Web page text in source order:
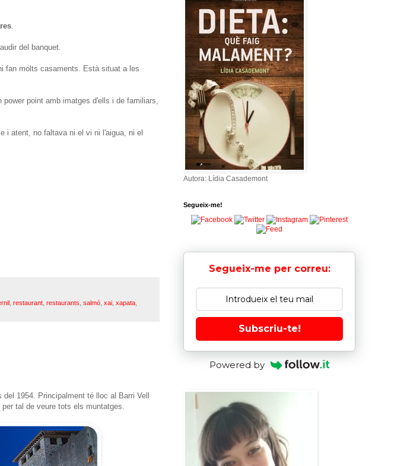
.
del banquet.
fan molts casaments. Està situat a les
point amb imatges d'ells i de familiars,
i atent, no faltava ni el vi ni l'aigua, ni el
, restaurant, restaurants, salmó, xai, xapata,
1954. Principalment té lloc al Barri Vell
tal de veure tots els muntatges.
Autora: Lídia Casademont
Segueix-me!
Segueix-me per correu:
Subscriu-te!
Powered by